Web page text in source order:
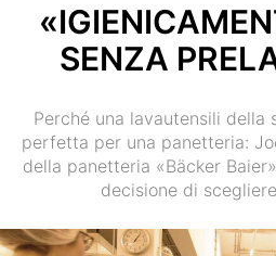
SENZA
Perché una lavautensili della
perfetta per una panetteria:
della panetteria «Bäcker
decisione di